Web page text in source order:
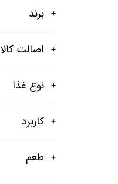
برند
اصالت کالا
نوع غذا
کاربرد
طعم